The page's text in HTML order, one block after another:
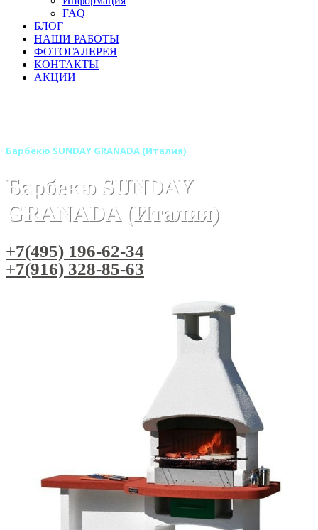
FAQ
БЛОГ
НАШИ РАБОТЫ
ФОТОГАЛЕРЕЯ
КОНТАКТЫ
АКЦИИ
Барбекю SUNDAY GRANADA (Италия)
Барбекю SUNDAY
GRANADA (Италия)
+7(495) 196-62-34
+7(916) 328-85-63